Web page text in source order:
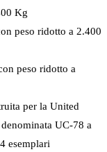
Kg
peso ridotto a 2.400
peso ridotto a
per la United
UC-78 a
esemplari